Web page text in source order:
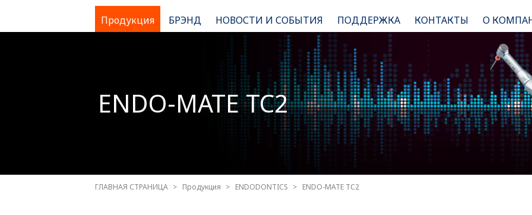
Продукция БРЭНД НОВОСТИ И СОБЫТИЯ ПОДДЕРЖКА КОНТАКТЫ О
ENDO-MATE TC2
ГЛАВНАЯ СТРАНИЦА Продукция ENDODONTICS ENDO-MATE TC2